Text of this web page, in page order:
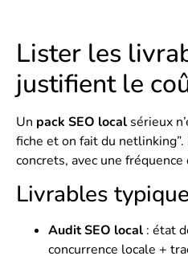
Lister les
justifient le
Un pack SEO local sérieux
fiche et on fait du
concrets, avec une
Livrables
Audit SEO local : état
concurrence locale +